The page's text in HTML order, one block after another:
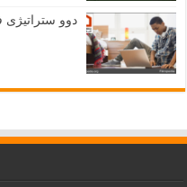
دوو ستراتیژی